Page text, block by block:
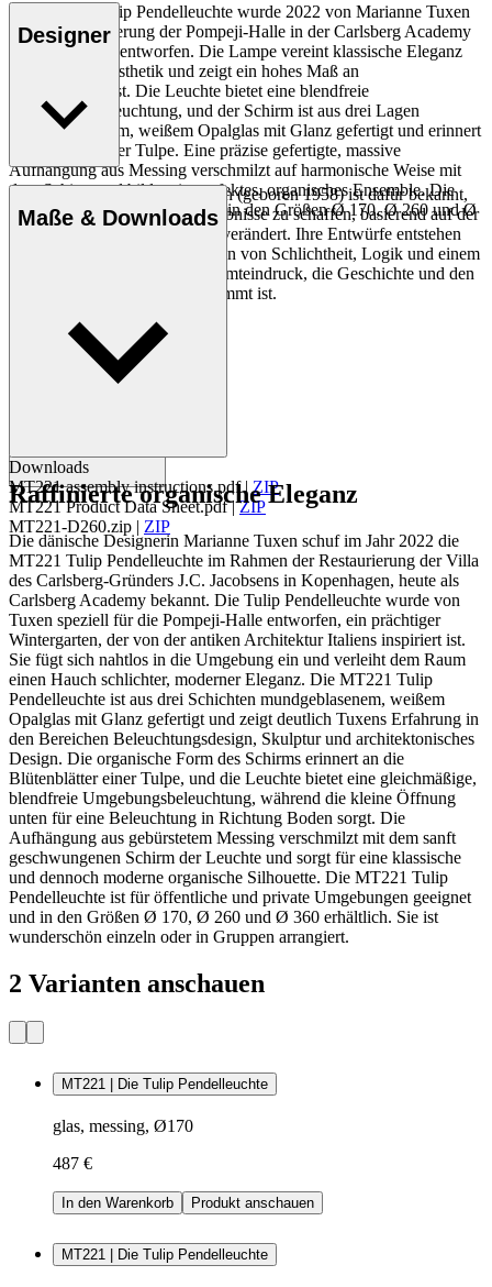
Die MT221 Tulip Pendelleuchte wurde 2022 von Marianne Tuxen
für die Restaurierung der Pompeji-Halle in der Carlsberg Academy
in Kopenhagen entworfen. Die Lampe vereint klassische Eleganz
mit moderner Ästhetik und zeigt ein hohes Maß an
Handwerkskunst. Die Leuchte bietet eine blendfreie
Umgebungsbeleuchtung, und der Schirm ist aus drei Lagen
mundgeblasenem, weißem Opalglas mit Glanz gefertigt und erinnert
an die Form einer Tulpe. Eine präzise gefertigte, massive
Aufhängung aus Messing verschmilzt auf harmonische Weise mit
dem Schirm und bildet ein perfektes, organisches Ensemble. Die
MT221 Tulip Pendelleuchte ist in den Größen Ø 170, Ø 260 und Ø
360 erhältlich.
Designer
Die Designerin Marianne Tuxen (geboren 1958) ist dafür bekannt,
mit ihren Leuchten schöne Erlebnisse zu schaffen, basierend auf der
Überzeugung, dass Licht alles verändert. Ihre Entwürfe entstehen
auf der Grundlage der Prinzipien von Schlichtheit, Logik und einem
tiefen Verständnis für den Gesamteindruck, die Geschichte und den
Raum, für den ihr Design bestimmt ist.
Profil Marianne Tuxen
Maße & Downloads
Downloads
MT221 assembly instructions.pdf|ZIP
MT221 Product Data Sheet.pdf|ZIP
MT221-D260.zip | ZIP
Raffinierte organische Eleganz
Die dänische Designerin Marianne Tuxen schuf im Jahr 2022 die
MT221 Tulip Pendelleuchte im Rahmen der Restaurierung der Villa
des Carlsberg-Gründers J.C. Jacobsens in Kopenhagen, heute als
Carlsberg Academy bekannt. Die Tulip Pendelleuchte wurde von
Tuxen speziell für die Pompeji-Halle entworfen, ein prächtiger
Wintergarten, der von der antiken Architektur Italiens inspiriert ist.
Sie fügt sich nahtlos in die Umgebung ein und verleiht dem Raum
einen Hauch schlichter, moderner Eleganz. Die MT221 Tulip
Pendelleuchte ist aus drei Schichten mundgeblasenem, weißem
Opalglas mit Glanz gefertigt und zeigt deutlich Tuxens Erfahrung in
den Bereichen Beleuchtungsdesign, Skulptur und architektonisches
Design. Die organische Form des Schirms erinnert an die
Blütenblätter einer Tulpe, und die Leuchte bietet eine gleichmäßige,
blendfreie Umgebungsbeleuchtung, während die kleine Öffnung
unten für eine Beleuchtung in Richtung Boden sorgt. Die
Aufhängung aus gebürstetem Messing verschmilzt mit dem sanft
geschwungenen Schirm der Leuchte und sorgt für eine klassische
und dennoch moderne organische Silhouette. Die MT221 Tulip
Pendelleuchte ist für öffentliche und private Umgebungen geeignet
und in den Größen Ø 170, Ø 260 und Ø 360 erhältlich. Sie ist
wunderschön einzeln oder in Gruppen arrangiert.
2 Varianten anschauen
MT221 | Die Tulip Pendelleuchte
glas, messing, Ø170
487 €
In den Warenkorb Produkt anschauen
MT221 | Die Tulip Pendelleuchte